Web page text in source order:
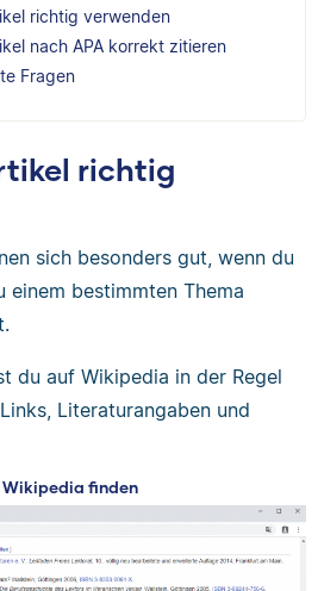
richtig verwenden
nach APA korrekt zitieren
Fragen
richtig
sich besonders gut, wenn du
einem bestimmten Thema
du auf Wikipedia in der Regel
Literaturangaben und
finden